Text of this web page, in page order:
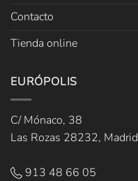
Contacto
Tienda online
EURÓPOLIS
C/ Mónaco, 38
Las Rozas 28232, Madrid
913 48 66 05